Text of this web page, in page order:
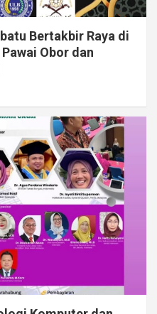
Bertakbir Raya di
Obor dan